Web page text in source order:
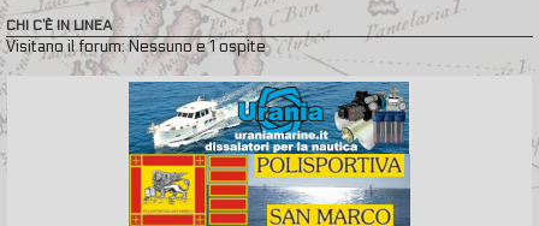
CHI C’È IN LINEA
Visitano il forum: Nessuno e 1 ospite